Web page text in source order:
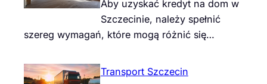
Aby uzyskać kredyt na dom w
Szczecinie, należy spełnić
szereg wymagań, które mogą różnić się…
Transport Szczecin